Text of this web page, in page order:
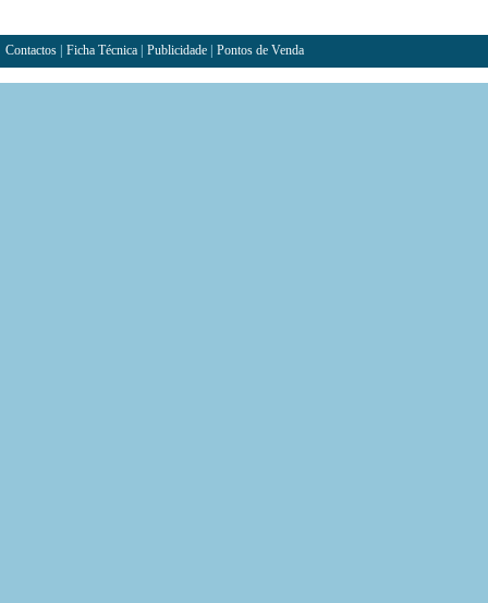
Contactos Ficha Técnica Publicidade Pontos de Venda